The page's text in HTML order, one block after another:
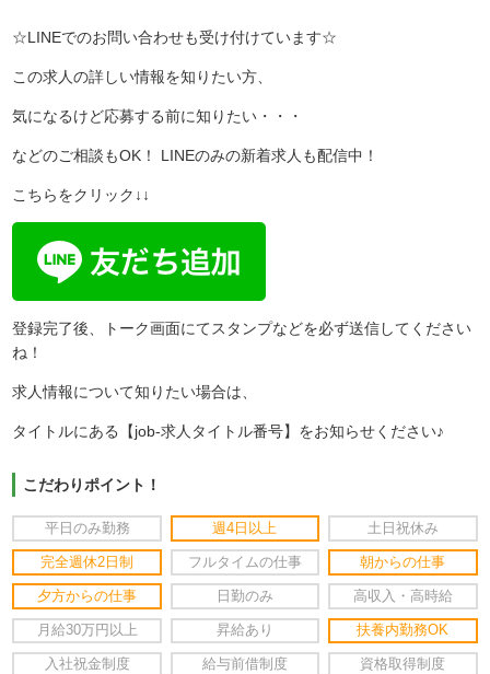
☆LINEでのお問い合わせも受け付けています☆
この求人の詳しい情報を知りたい方、
気になるけど応募する前に知りたい・・・
などのご相談もOK！ LINEのみの新着求人も配信中！
こちらをクリック↓↓
登録完了後、トーク画面にてスタンプなどを必ず送信してください
ね！
求人情報について知りたい場合は、
タイトルにある【job-求人タイトル番号】をお知らせください♪
こだわりポイント！
平日のみ勤務 週4日以上 土日祝休み
完全週休2日制 フルタイムの仕事 朝からの仕事
夕方からの仕事 日勤のみ 高収入・高時給
月給30万円以上 昇給あり 扶養内勤務OK
入社祝金制度 給与前借制度 資格取得制度